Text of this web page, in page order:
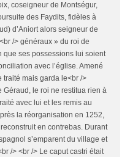
coseigneur de Montségur,
des Faydits, fidèles à
d’Aniort alors seigneur de
/> généraux » du roi de
que ses possessions lui soient
avec l’église. Amené
traité mais garda le<br />
Géraud, le roi ne restitua rien à
avec lui et les remis au
la réorganisation en 1252,
en contrebas. Durant
s’emparent du village et
/> <br /> Le caput castri était